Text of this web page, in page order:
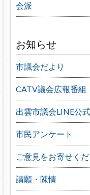
会派
お知らせ
市議会だより
CATV議会広報番組
出雲市議会LINE公
市民アンケート
ご意見をお寄せく
請願・陳情